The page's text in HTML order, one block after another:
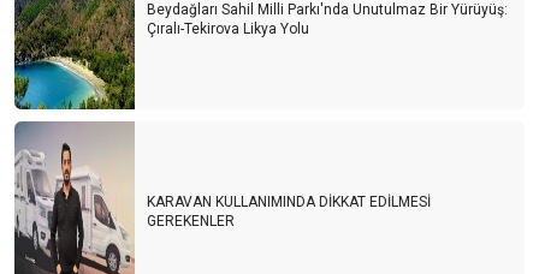
Beydağları Sahil Milli Parkı'nda Unutulmaz Bir Yürüyüş:
Çıralı-Tekirova Likya Yolu
KARAVAN KULLANIMINDA DİKKAT EDİLMESİ
GEREKENLER